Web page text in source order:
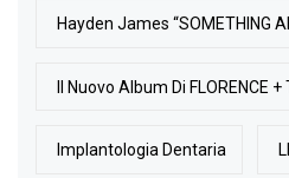
Hayden James “SOMETHING
Il Nuovo Album Di FLORENCE +
Implantologia Dentaria